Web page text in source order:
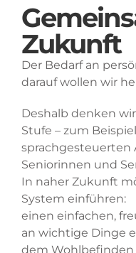
Zukunft
Der Bedarf an
darauf wollen wir
Deshalb denken
Stufe – zum
sprachgesteuerten
Seniorinnen und
In naher Zukunft
System einführen:
einen einfachen,
an wichtige Dinge
dem